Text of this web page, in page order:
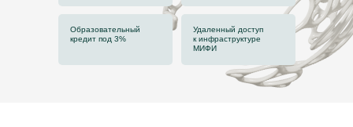
Образовательный
кредит под 3%
Удаленный доступ
к инфраструктуре
МИФИ